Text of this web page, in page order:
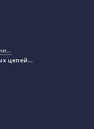
цепей…